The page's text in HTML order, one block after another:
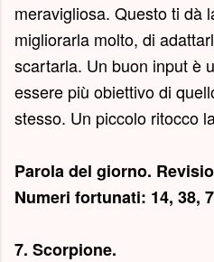
meravigliosa. Questo ti dà
migliorarla molto, di
scartarla. Un buon input è
essere più obiettivo di
stesso. Un piccolo ritocco
Parola del giorno.
Numeri fortunati: 14, 38,
7. Scorpione.